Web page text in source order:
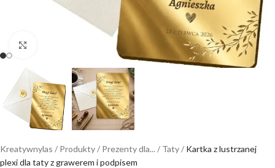
Kreatywnylas / Produkty/ Prezenty dla... / Taty/ Kartka z lustrzanej
plexi dla taty z grawerem i podpisem